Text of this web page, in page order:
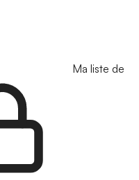
Ma liste de